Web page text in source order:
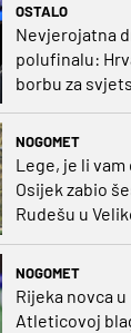
OSTALO
Nevjerojatna
polufinalu:
borbu za
NOGOMET
Lege, je li vam
Osijek zabio
Rudešu u
NOGOMET
Rijeka novca u
Atleticovoj